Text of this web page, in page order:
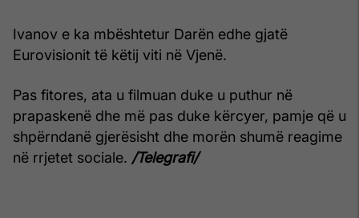
Ivanov e ka mbështetur Darën edhe gjatë
Eurovisionit të këtij viti në Vjenë.
Pas fitores, ata u filmuan duke u puthur në
prapaskenë dhe më pas duke kërcyer, pamje që u
shpërndanë gjerësisht dhe morën shumë reagime
në rrjetet sociale. /Telegrafi/